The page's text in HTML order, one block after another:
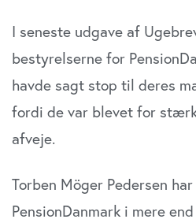
I seneste udgave af
bestyrelserne for
havde sagt stop til deres
fordi de var blevet for
afveje.
Torben Möger Pedersen
PensionDanmark i mere